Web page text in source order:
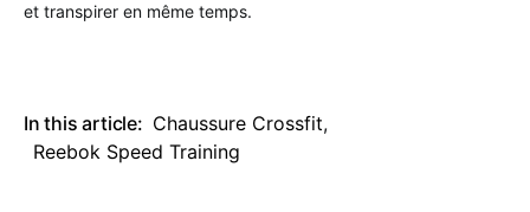
et transpirer en même temps.
In this article: Chaussure Crossfit,
Reebok Speed Training